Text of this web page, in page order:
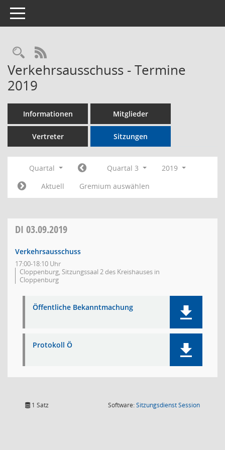
Toggle navigation
Rechercheauswahl
RSS-Feed
Verkehrsausschuss - Termine
2019
Informationen Mitglieder
Vertreter Sitzungen
Quartal Quartal 3
2019
Aktuell
Gremium auswählen
DI 03.09.2019
Verkehrsausschuss
17:00-18:10 Uhr
Cloppenburg, Sitzungssaal 2 des Kreishauses in
Cloppenburg
Öffentliche Bekanntmachung
Protokoll Ö
1 Satz Software:SitzungsdienstSession(Wird in